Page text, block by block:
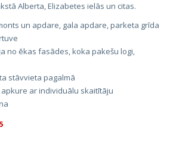
Alberta, Elizabetes ielās un citas.
un apdare, gala apdare, parketa grīda
no ēkas fasādes, koka pakešu logi,
stāvvieta pagalmā
ar individuālu skaitītāju